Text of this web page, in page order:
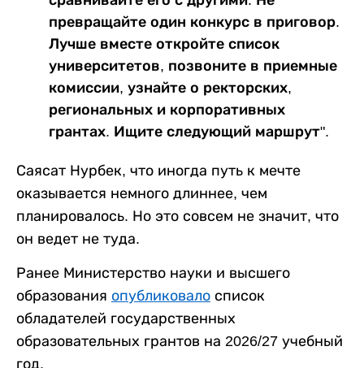
превращайте один конкурс в приговор.
Лучше вместе откройте список
университетов, позвоните в приемные
комиссии, узнайте о ректорских,
региональных и корпоративных
грантах. Ищите следующий маршрут".
Саясат Нурбек, что иногда путь к мечте
оказывается немного длиннее, чем
планировалось. Но это совсем не значит, что
он ведет не туда.
Ранее Министерство науки и высшего
образования опубликовало список
обладателей государственных
образовательных грантов на 2026/27 учебный
год.